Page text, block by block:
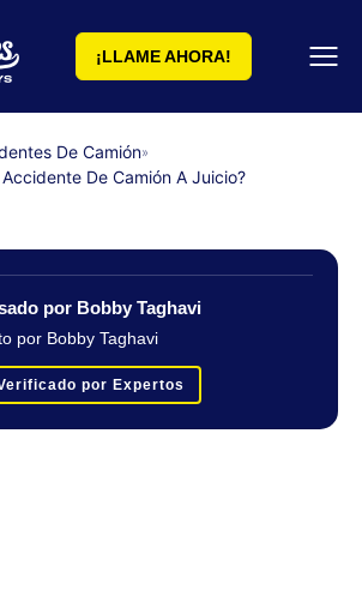
¡LLAME AHORA!
De Camión»
De Camión A Juicio?
por Bobby Taghavi
por Bobby Taghavi
por Expertos